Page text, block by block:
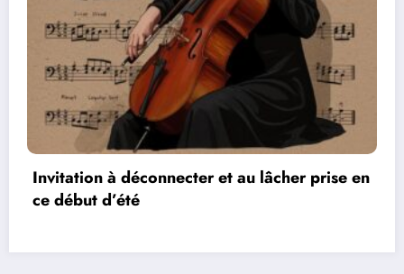
en
Les réseaux de communication entre
vidéos